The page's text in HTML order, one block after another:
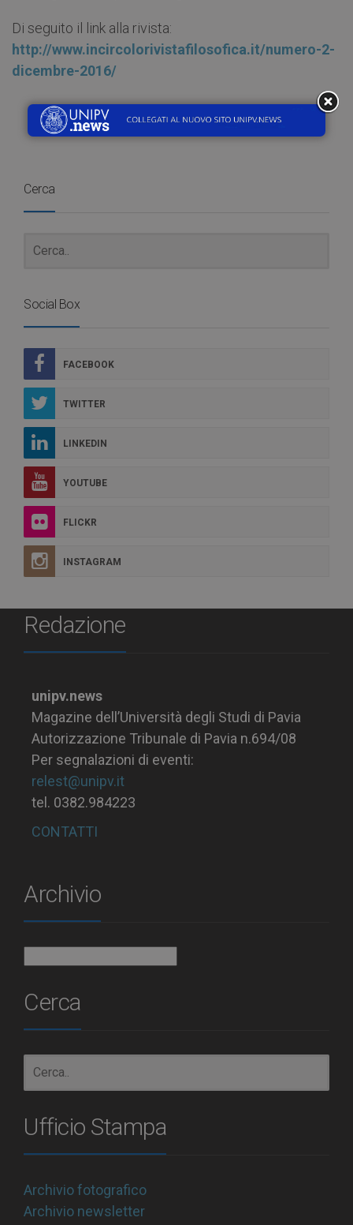
Di seguito il link alla rivista:
http://www.incircolorivistafilosofica.it/numero-2-
dicembre-2016/
Cerca
Social Box
FACEBOOK
TWITTER
LINKEDIN
YOUTUBE
FLICKR
INSTAGRAM
Redazione
unipv.news
Magazine dell’Università degli Studi di Pavia
Autorizzazione Tribunale di Pavia n.694/08
Per segnalazioni di eventi:
relest@unipv.it
tel. 0382.984223
CONTATTI
Archivio
Cerca
Ufficio Stampa
Archivio fotografico
Archivio newsletter